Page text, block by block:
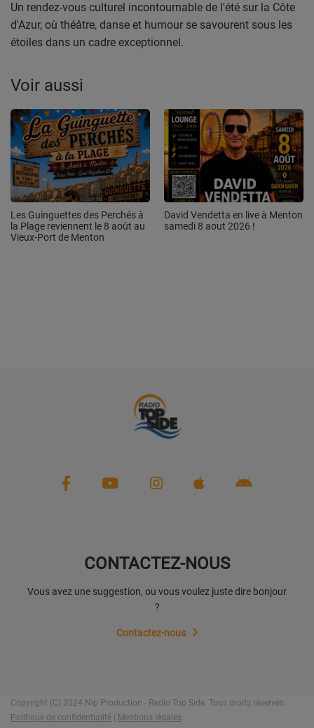
Un rendez-vous culturel incontournable de l'été sur la Côte
d'Azur, où théâtre, danse et humour se savourent sous les
étoiles dans un cadre exceptionnel.
Voir aussi
Les Guinguettes des Perchés à
la Plage reviennent le 8 août au
Vieux-Port de Menton
David Vendetta en live à Menton
samedi 8 aout 2026 !
CONTACTEZ-NOUS
Vous avez une suggestion, ou vous voulez juste dire bonjour
?
Contactez-nous
Copyright (C) 2024 Nip Production - Radio Top Side. Tous droits réservés.
Politique de confidentialité | Mentions légales